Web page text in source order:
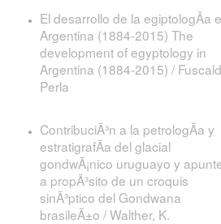
El desarrollo de la egiptologÃ­a
Argentina (1884-2015) The
development of egyptology in
Argentina (1884-2015) /
Perla
ContribuciÃ³n a la petrologÃ­a y
estratigrafÃ­a del glacial
gondwÃ¡nico uruguayo y
a propÃ³sito de un croquis
sinÃ³ptico del Gondwana
brasileÃ±o / Walther, K.